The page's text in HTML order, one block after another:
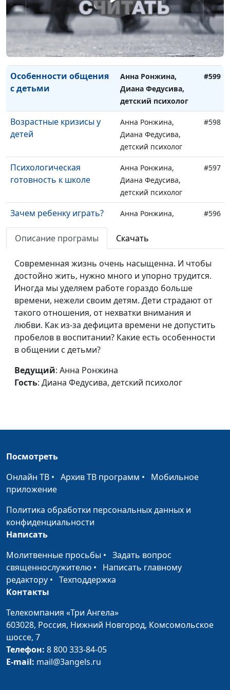
дошкольника
детский психолог
Вредные привычки
детей
Анна Ронжина,
Диана Федусива,
детский психолог
#600
Особенности общения
с детьми
Анна Ронжина,
Диана Федусива,
детский психолог
#599
Возрастные кризисы у
детей
Анна Ронжина,
Диана Федусива,
детский психолог
#598
Психологическая
готовность к школе
Анна Ронжина,
Диана Федусива,
детский психолог
#597
Зачем ребенку играть?
Анна Ронжина,
детский психолог
#596
Возрастные
особенности
дошкольников
Диана Федусива,
детский психолог
#595
Адаптация ребёнка к
детскому саду
Анна Ронжина,
Диана Федусива,
детский психолог
#594
Отдавать ли ребенка в
Первый год жизни
психолог
Доверие Богу в
психолог
Что делать, если нет
ресурсов для
беременности?
Принятие решения о
сохранении
беременности
Описание програмы Скачать
Современная жизнь очень насыщенна. И чтобы
достойно жить, нужно много и упорно трудится.
Иногда мы уделяем работе гораздо больше
времени, нежели своим детям. Дети страдают от
такого отношения, от нехватки внимания и
любви. Как из-за дефицита времени не допустить
пробелов в воспитании? Какие есть особенности
в общении с детьми?
Ведущий: Анна Ронжина
Гость: Диана Федусива, детский психолог
Посмотреть
Онлайн ТВ • Архив ТВ программ • Мобильное
приложение
Политика обработки персональных данных и
конфиденциальности
Написать
Молитвенные просьбы • Задать вопрос
священнослужителю • Написать главному
редактору • Техподдержка
Контакты
Телекомпания «Три Ангела»
603028, Россия, Нижний Новгород, Комсомольское
шоссе, 7
Телефон: 8 800 333-84-05
E-mail: mail@3angels.ru